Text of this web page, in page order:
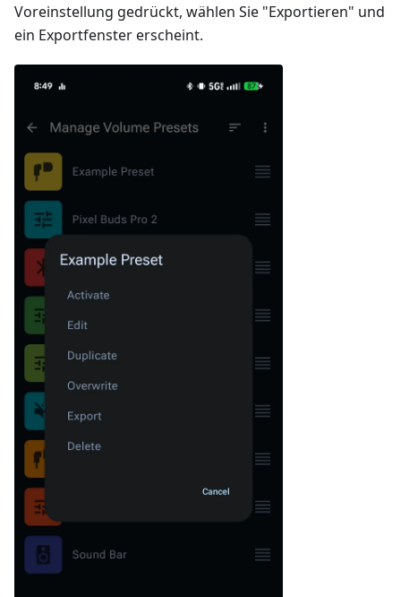
Voreinstellung gedrückt, wählen Sie "Exportieren" und
ein Exportfenster erscheint.